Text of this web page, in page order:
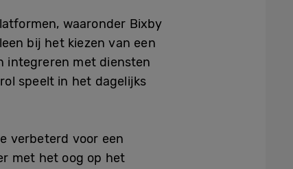
waaronder Bixby
bij het kiezen van een
integreren met diensten
speelt in het dagelijks
verbeterd voor een
met het oog op het